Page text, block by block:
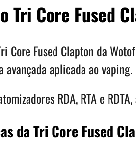
Tri Core Fused
Core Fused Clapton da
avançada aplicada ao vaping.
RDA, RTA e
da Tri Core Fused